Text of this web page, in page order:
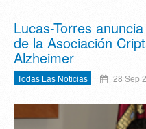
Lucas-Torres
de la Asociación
Alzheimer
Todas Las Noticias 28 Sep